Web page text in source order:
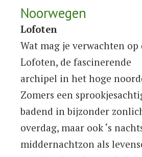
Noorwegen
Lofoten
Wat mag je verwachten op
Lofoten, de fascinerende
archipel in het hoge
Zomers een
badend in bijzonder
overdag, maar ook ‘s
middernachtzon als